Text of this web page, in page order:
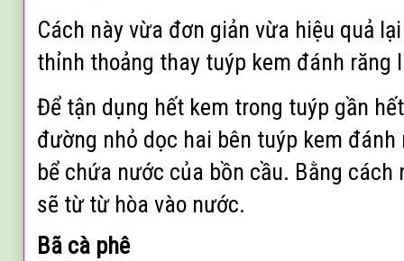
Cách này vừa đơn giản vừa hiệu quả
thỉnh thoảng thay tuýp kem đánh răng
Để tận dụng hết kem trong tuýp gần
đường nhỏ dọc hai bên tuýp kem
bể chứa nước của bồn cầu. Bằng cách
sẽ từ từ hòa vào nước.
Bã cà phê